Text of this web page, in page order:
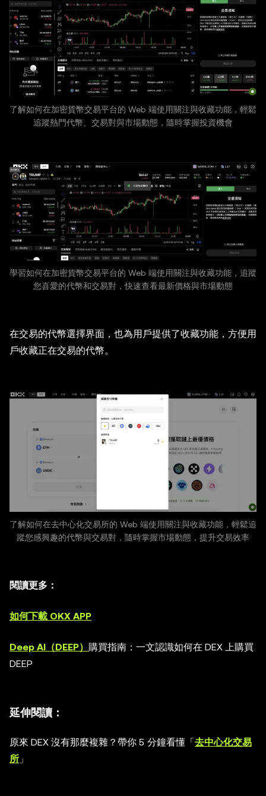
了解如何在加密貨幣交易平台的 Web 端使用關注與收藏功能，輕鬆
追蹤熱門代幣、交易對與市場動態，隨時掌握投資機會
學習如何在加密貨幣交易平台的 Web 端使用關注與收藏功能，追蹤
您喜愛的代幣和交易對，快速查看最新價格與市場動態
在交易的代幣選擇界面，也為用戶提供了收藏功能，方便用
戶收藏正在交易的代幣。
了解如何在去中心化交易所的 Web 端使用關注與收藏功能，輕鬆追
蹤您感興趣的代幣與交易對，隨時掌握市場動態，提升交易效率
閱讀更多：
如何下載 OKX APP
Deep AI（DEEP） 購買指南：一文認識如何在 DEX 上購買
DEEP
延伸閱讀：
原來 DEX 沒有那麼複雜？帶你 5 分鐘看懂「去中心化交易
所 」